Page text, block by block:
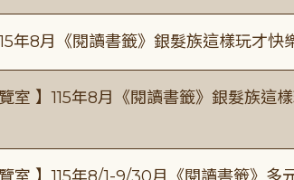
年8月《閱讀書籤》銀髮族這樣玩才快
室 】115年8月《閱讀書籤》銀髮族這